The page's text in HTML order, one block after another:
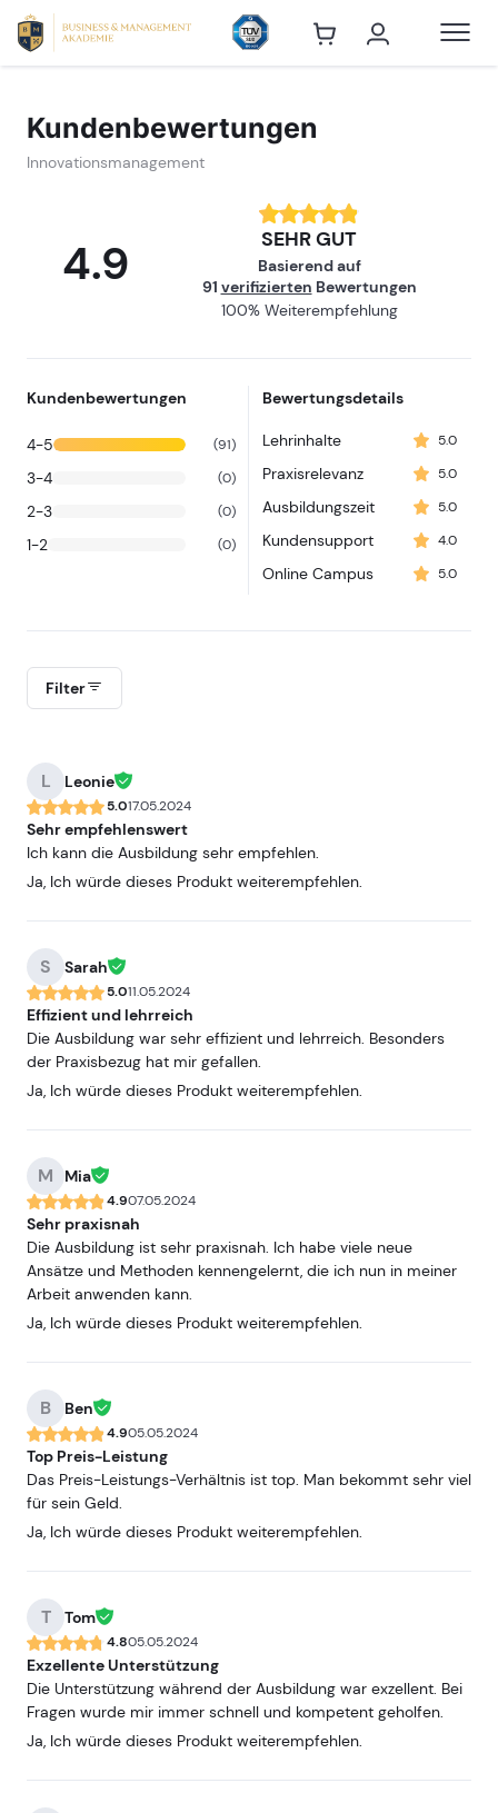
Kundenbewertungen
Innovationsmanagement
4.9 SEHR GUT
Basierend auf
91 verifizierten Bewertungen
100% Weiterempfehlung
Kundenbewertungen
4-5 (91)
3-4 (0)
2-3 (0)
1-2 (0)
Bewertungsdetails
Lehrinhalte 5.0
Praxisrelevanz 5.0
Ausbildungszeit 5.0
Kundensupport 4.0
Online Campus 5.0
Filter
L Leonie
5.017.05.2024
Sehr empfehlenswert
Ich kann die Ausbildung sehr empfehlen.
Ja, Ich würde dieses Produkt weiterempfehlen.
S Sarah
5.011.05.2024
Effizient und lehrreich
Die Ausbildung war sehr effizient und lehrreich. Besonders
der Praxisbezug hat mir gefallen.
Ja, Ich würde dieses Produkt weiterempfehlen.
M Mia
4.907.05.2024
Sehr praxisnah
Die Ausbildung ist sehr praxisnah. Ich habe viele neue
Ansätze und Methoden kennengelernt, die ich nun in meiner
Arbeit anwenden kann.
Ja, Ich würde dieses Produkt weiterempfehlen.
B Ben
4.905.05.2024
Top Preis-Leistung
Das Preis-Leistungs-Verhältnis ist top. Man bekommt sehr viel
für sein Geld.
Ja, Ich würde dieses Produkt weiterempfehlen.
T Tom
4.805.05.2024
Exzellente Unterstützung
Die Unterstützung während der Ausbildung war exzellent. Bei
Fragen wurde mir immer schnell und kompetent geholfen.
Ja, Ich würde dieses Produkt weiterempfehlen.